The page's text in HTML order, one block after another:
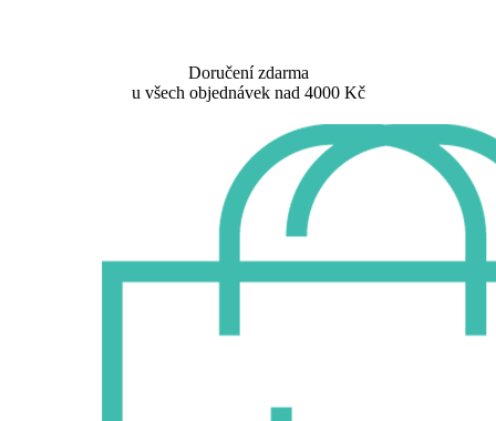
Doručení zdarma
u všech objednávek nad 4000 Kč